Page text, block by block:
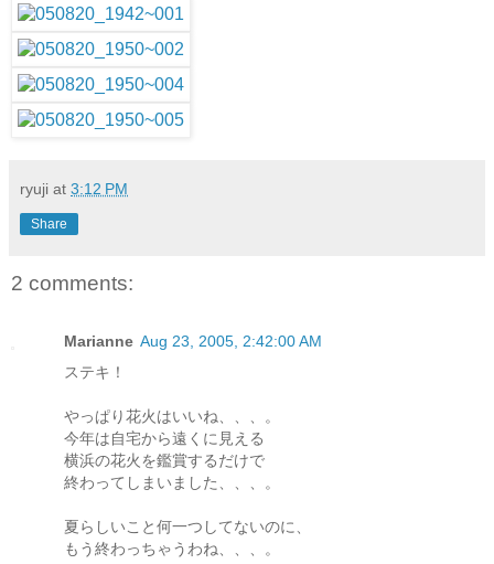
ryuji at 3:12 PM
Share
2 comments:
Marianne Aug 23, 2005, 2:42:00 AM
ステキ！
やっぱり花火はいいね、、、。
今年は自宅から遠くに見える
横浜の花火を鑑賞するだけで
終わってしまいました、、、。
夏らしいこと何一つしてないのに、
もう終わっちゃうわね、、、。